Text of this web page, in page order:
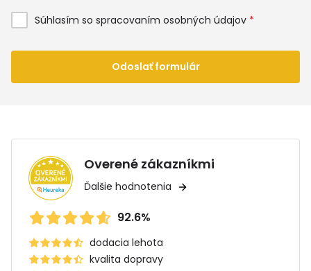
Súhlasím so spracovaním osobných údajov *
Odoslať formulár
Overené zákazníkmi
Ďalšie hodnotenia
92.6%
dodacia lehota
kvalita dopravy